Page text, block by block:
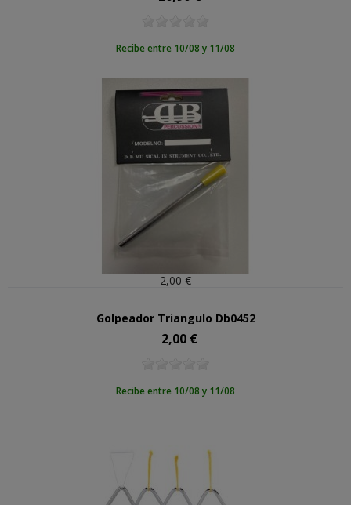
Recibe entre 10/08 y 11/08
2,00 €
Golpeador Triangulo Db0452
Precio
2,00 €
Recibe entre 10/08 y 11/08